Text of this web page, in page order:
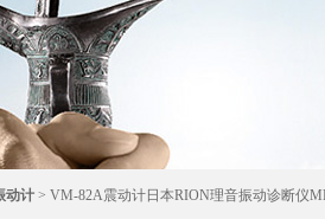
动计 > VM-82A震动计日本RION理音振动诊断仪